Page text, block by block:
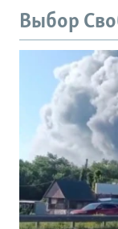
Выбор